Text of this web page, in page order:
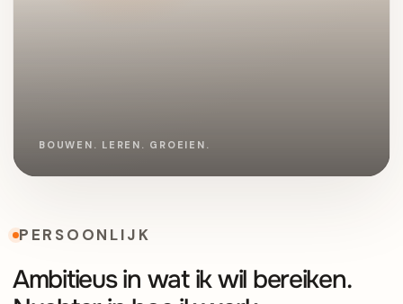
PERSOONLIJK
Ambitieus in wat ik wil bereiken.